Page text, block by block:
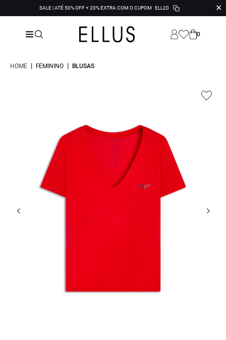
SALE | ATÉ 50% OFF + 20% EXTRA COM O CUPOM ELL20 ✕
0
HOME | FEMININO | BLUSAS